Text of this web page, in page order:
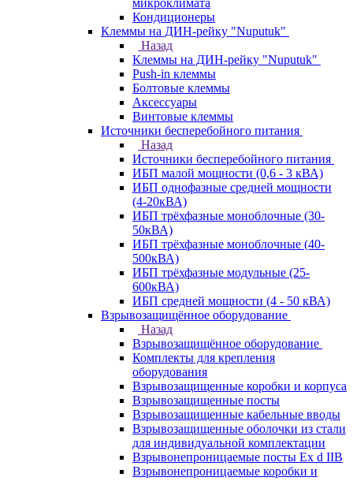
микроклимата
Кондиционеры
Клеммы на ДИН-рейку "Nuputuk"
Назад
Клеммы на ДИН-рейку "Nuputuk"
Push-in клеммы
Болтовые клеммы
Аксессуары
Винтовые клеммы
Источники бесперебойного питания
Назад
Источники бесперебойного питания
ИБП малой мощности (0,6 - 3 кВА)
ИБП однофазные средней мощности
(4-20кВА)
ИБП трёхфазные моноблочные (30-
50кВА)
ИБП трёхфазные моноблочные (40-
500кВА)
ИБП трёхфазные модульные (25-
600кВА)
ИБП средней мощности (4 - 50 кВА)
Взрывозащищённое оборудование
Назад
Взрывозащищённое оборудование
Комплекты для крепления
оборудования
Взрывозащищенные коробки и корпуса
Взрывозащищенные посты
Взрывозащищенные кабельные вводы
Взрывозащищенные оболочки из стали
для индивидуальной комплектации
Взрывонепроницаемые посты Ex d IIB
Взрывонепроницаемые коробки и